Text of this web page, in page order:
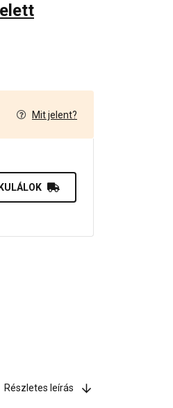
Mit jelent?
Részletes leírás